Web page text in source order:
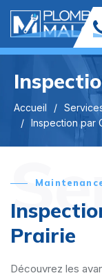
Accueil
Inspection par
Prairie
Découvrez les